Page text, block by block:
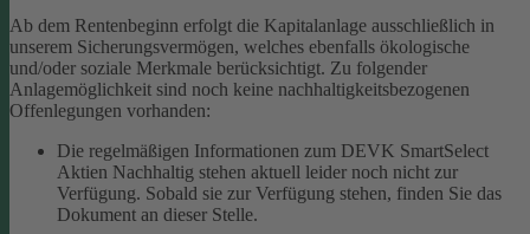
Ab dem Rentenbeginn erfolgt die Kapitalanlage ausschließlich in
unserem Sicherungsvermögen, welches ebenfalls ökologische
und/oder soziale Merkmale berücksichtigt. Zu folgender
Anlagemöglichkeit sind noch keine nachhaltigkeitsbezogenen
Offenlegungen vorhanden:
Die regelmäßigen Informationen zum DEVK SmartSelect
Aktien Nachhaltig stehen aktuell leider noch nicht zur
Verfügung. Sobald sie zur Verfügung stehen, finden Sie das
Dokument an dieser Stelle.